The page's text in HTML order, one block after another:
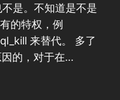
是。不知道是不是
的特权，例
来替代。 多了
的，对于在…